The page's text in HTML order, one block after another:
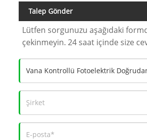
Talep Gönder
Lütfen sorgunuzu aşağıdaki
çekinmeyin. 24 saat içinde size